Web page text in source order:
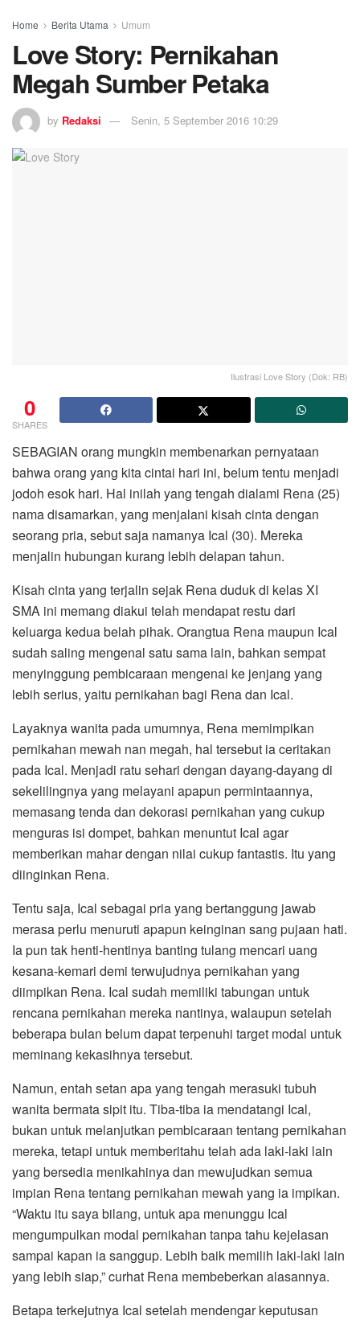
Home Berita Utama Umum
Love Story: Pernikahan
Megah Sumber Petaka
by Redaksi Senin, 5 September 2016 10:29
Ilustrasi Love Story (Dok: RB)
0
SHARES
SEBAGIAN orang mungkin membenarkan pernyataan
bahwa orang yang kita cintai hari ini, belum tentu menjadi
jodoh esok hari. Hal inilah yang tengah dialami Rena (25)
nama disamarkan, yang menjalani kisah cinta dengan
seorang pria, sebut saja namanya Ical (30). Mereka
menjalin hubungan kurang lebih delapan tahun.
Kisah cinta yang terjalin sejak Rena duduk di kelas XI
SMA ini memang diakui telah mendapat restu dari
keluarga kedua belah pihak. Orangtua Rena maupun Ical
sudah saling mengenal satu sama lain, bahkan sempat
menyinggung pembicaraan mengenai ke jenjang yang
lebih serius, yaitu pernikahan bagi Rena dan Ical.
Layaknya wanita pada umumnya, Rena memimpikan
pernikahan mewah nan megah, hal tersebut ia ceritakan
pada Ical. Menjadi ratu sehari dengan dayang-dayang di
sekelilingnya yang melayani apapun permintaannya,
memasang tenda dan dekorasi pernikahan yang cukup
menguras isi dompet, bahkan menuntut Ical agar
memberikan mahar dengan nilai cukup fantastis. Itu yang
diinginkan Rena.
Tentu saja, Ical sebagai pria yang bertanggung jawab
merasa perlu menuruti apapun keinginan sang pujaan hati.
Ia pun tak henti-hentinya banting tulang mencari uang
kesana-kemari demi terwujudnya pernikahan yang
diimpikan Rena. Ical sudah memiliki tabungan untuk
rencana pernikahan mereka nantinya, walaupun setelah
beberapa bulan belum dapat terpenuhi target modal untuk
meminang kekasihnya tersebut.
Namun, entah setan apa yang tengah merasuki tubuh
wanita bermata sipit itu. Tiba-tiba ia mendatangi Ical,
bukan untuk melanjutkan pembicaraan tentang pernikahan
mereka, tetapi untuk memberitahu telah ada laki-laki lain
yang bersedia menikahinya dan mewujudkan semua
impian Rena tentang pernikahan mewah yang ia impikan.
“Waktu itu saya bilang, untuk apa menunggu Ical
mengumpulkan modal pernikahan tanpa tahu kejelasan
sampai kapan ia sanggup. Lebih baik memilih laki-laki lain
yang lebih siap,” curhat Rena membeberkan alasannya.
Betapa terkejutnya Ical setelah mendengar keputusan